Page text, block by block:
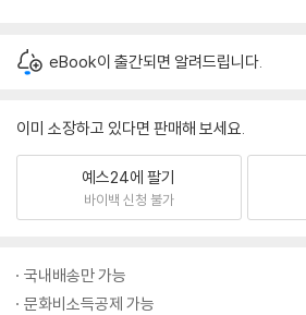
eBook이 출간되면 알려드립니다.
이미 소장하고 있다면 판매해 보세요.
예스24에 팔기
바이백 신청 불가
국내배송만 가능
문화비소득공제 가능